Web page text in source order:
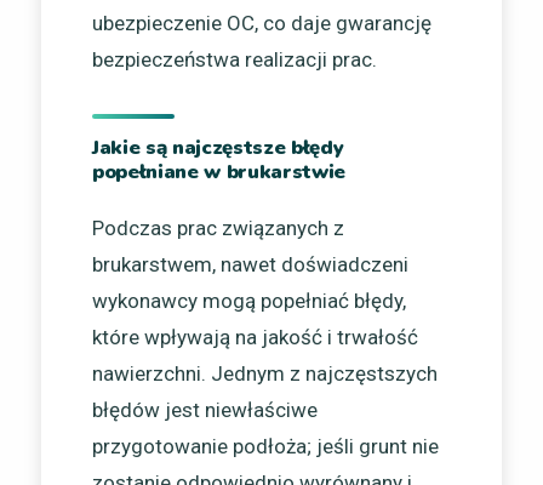
ubezpieczenie OC, co daje gwarancję
bezpieczeństwa realizacji prac.
Jakie są najczęstsze błędy
popełniane w brukarstwie
Podczas prac związanych z
brukarstwem, nawet doświadczeni
wykonawcy mogą popełniać błędy,
które wpływają na jakość i trwałość
nawierzchni. Jednym z najczęstszych
błędów jest niewłaściwe
przygotowanie podłoża; jeśli grunt nie